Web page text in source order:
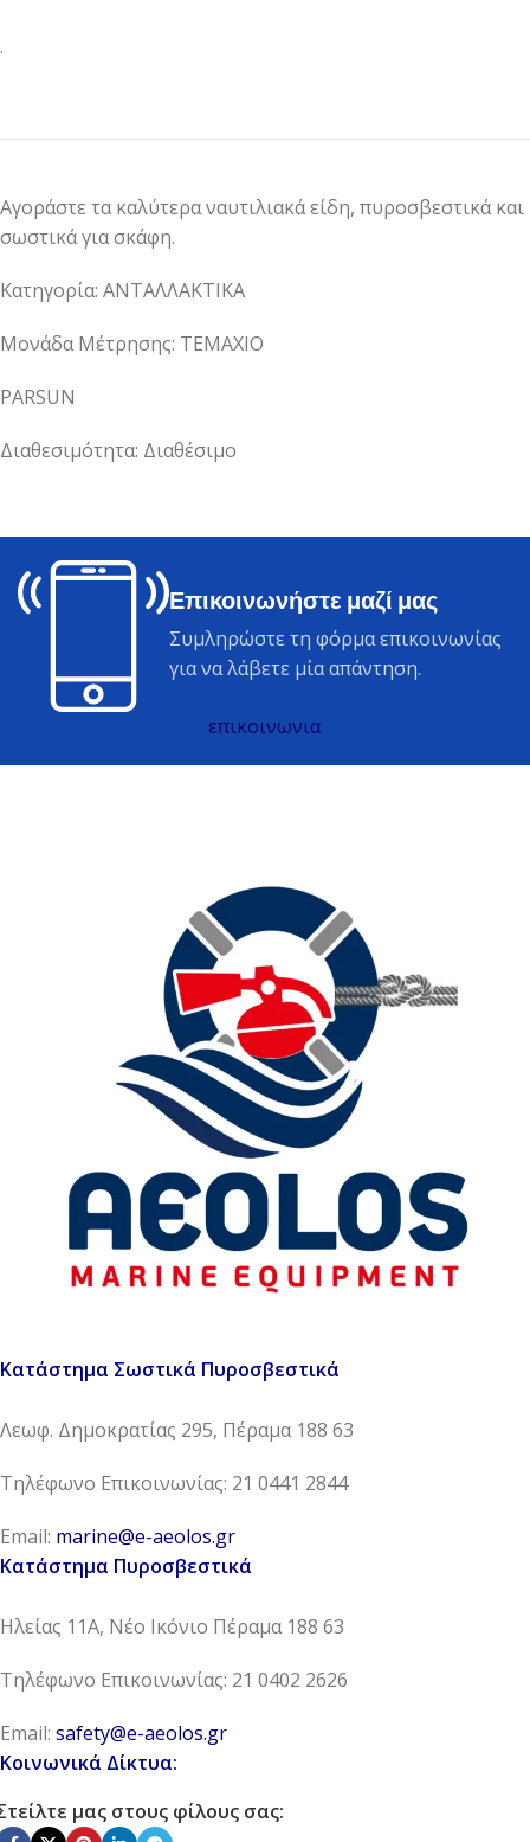
.
Αγοράστε τα καλύτερα ναυτιλιακά είδη, πυροσβεστικά και
σωστικά για σκάφη.
Κατηγορία: ΑΝΤΑΛΛΑΚΤΙΚΑ
Μονάδα Μέτρησης: ΤΕΜΑΧΙΟ
PARSUN
Διαθεσιμότητα: Διαθέσιμο
Επικοινωνήστε μαζί μας
Συμληρώστε τη φόρμα επικοινωνίας
για να λάβετε μία απάντηση.
επικοινωνια
Κατάστημα Σωστικά Πυροσβεστικά
Λεωφ. Δημοκρατίας 295, Πέραμα 188 63
Τηλέφωνο Επικοινωνίας: 21 0441 2844
Email: marine@e-aeolos.gr
Κατάστημα Πυροσβεστικά
Ηλείας 11Α, Νέο Ικόνιο Πέραμα 188 63
Τηλέφωνο Επικοινωνίας: 21 0402 2626
Email: safety@e-aeolos.gr
Κοινωνικά Δίκτυα:
μας στους φίλους σας: